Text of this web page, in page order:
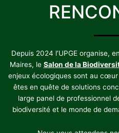
Depuis 2024 l’UPGE organise,
Maires, le Salon de la
enjeux écologiques sont au
êtes en quête de solutions
large panel de professionnel
biodiversité et le monde de